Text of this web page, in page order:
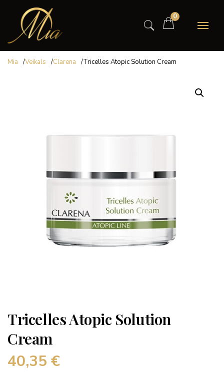
0
Mia /Veikals /Clarena /Tricelles Atopic Solution Cream
Tricelles Atopic Solution
Cream
40,35 €